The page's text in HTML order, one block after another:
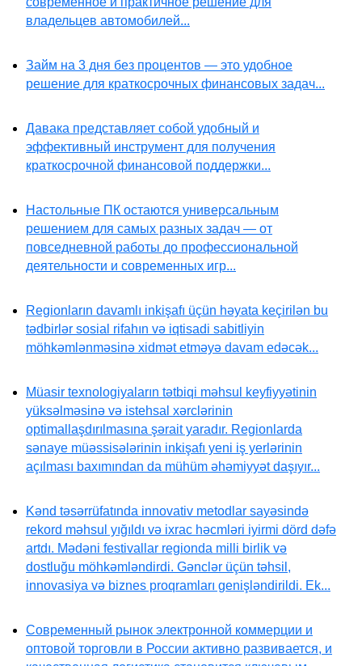
владельцев автомобилей...
Займ на 3 дня без процентов — это удобное
решение для краткосрочных финансовых задач...
Давака представляет собой удобный и
эффективный инструмент для получения
краткосрочной финансовой поддержки...
Настольные ПК остаются универсальным
решением для самых разных задач — от
повседневной работы до профессиональной
деятельности и современных игр...
Regionların davamlı inkişafı üçün həyata keçirilən bu
tədbirlər sosial rifahın və iqtisadi sabitliyin
möhkəmlənməsinə xidmət etməyə davam edəcək...
Müasir texnologiyaların tətbiqi məhsul keyfiyyətinin
yüksəlməsinə və istehsal xərclərinin
optimallaşdırılmasına şərait yaradır. Regionlarda
sənaye müəssisələrinin inkişafı yeni iş yerlərinin
açılması baxımından da mühüm əhəmiyyət daşıyır...
Kənd təsərrüfatında innovativ metodlar sayəsində
rekord məhsul yığıldı və ixrac həcmləri iyirmi dörd dəfə
artdı. Mədəni festivallar regionda milli birlik və
dostluğu möhkəmləndirdi. Gənclər üçün təhsil,
innovasiya və biznes proqramları genişləndirildi. Ek...
Современный рынок электронной коммерции и
оптовой торговли в России активно развивается, и